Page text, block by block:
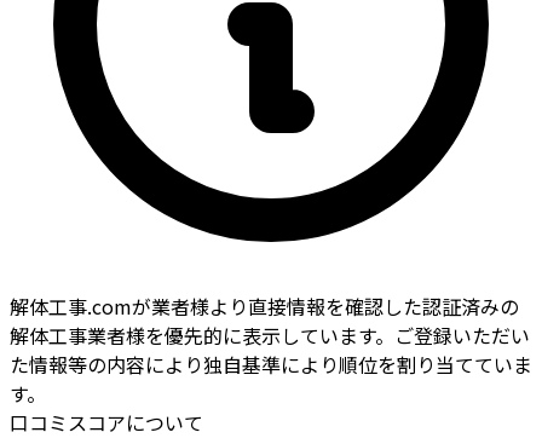
解体工事.comが業者様より直接情報を確認した認証済みの
解体工事業者様を優先的に表示しています。ご登録いただい
た情報等の内容により独自基準により順位を割り当てていま
す。
口コミスコアについて